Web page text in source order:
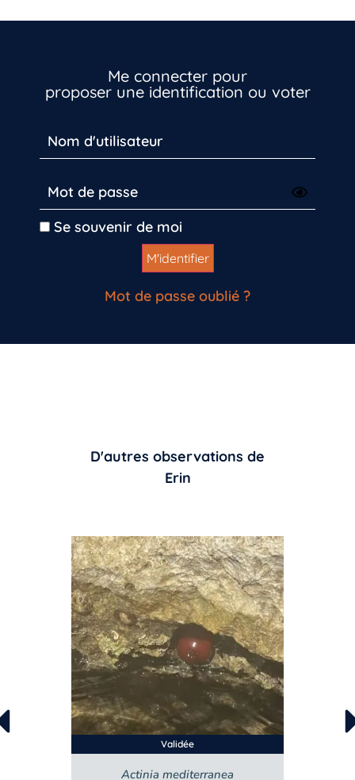
Me connecter pour
proposer une identification ou voter
Se souvenir de moi
Mot de passe oublié ?
D'autres observations de
Erin
Validée
Actinia mediterranea